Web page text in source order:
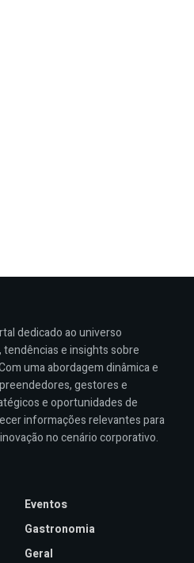
dedicado ao universo
e insights sobre
uma abordagem dinâmica e
gestores e
e oportunidades de
informações relevantes para
no cenário corporativo.
Eventos
Gastronomia
Geral